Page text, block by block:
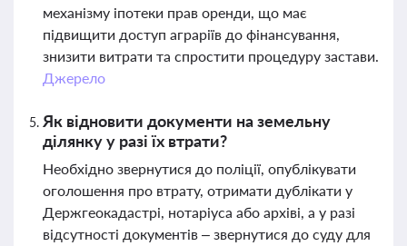
механізму іпотеки прав оренди, що має
підвищити доступ аграріїв до фінансування,
знизити витрати та спростити процедуру застави.
Джерело
Як відновити документи на земельну
ділянку у разі їх втрати?
Необхідно звернутися до поліції, опублікувати
оголошення про втрату, отримати дублікати у
Держгеокадастрі, нотаріуса або архіві, а у разі
відсутності документів – звернутися до суду для